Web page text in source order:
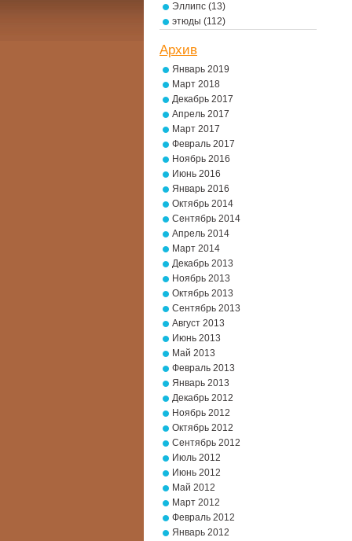
Эллипс (13)
этюды (112)
Архив
Январь 2019
Март 2018
Декабрь 2017
Апрель 2017
Март 2017
Февраль 2017
Ноябрь 2016
Июнь 2016
Январь 2016
Октябрь 2014
Сентябрь 2014
Апрель 2014
Март 2014
Декабрь 2013
Ноябрь 2013
Октябрь 2013
Сентябрь 2013
Август 2013
Июнь 2013
Май 2013
Февраль 2013
Январь 2013
Декабрь 2012
Ноябрь 2012
Октябрь 2012
Сентябрь 2012
Июль 2012
Июнь 2012
Май 2012
Март 2012
Февраль 2012
Январь 2012